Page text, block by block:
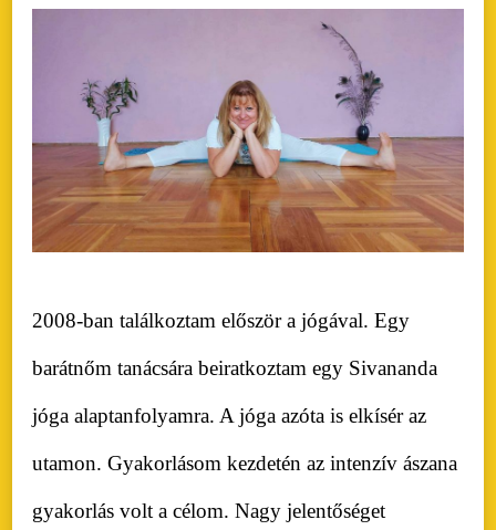
2008-ban találkoztam először a jógával. Egy
barátnőm tanácsára beiratkoztam egy Sivananda
jóga alaptanfolyamra. A jóga azóta is elkísér az
utamon. Gyakorlásom kezdetén az intenzív ászana
gyakorlás volt a célom. Nagy jelentőséget